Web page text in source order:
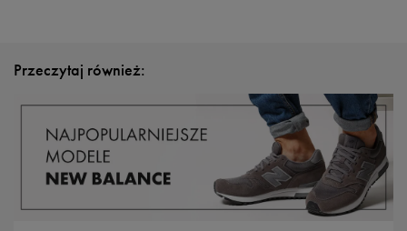
Przeczytaj również: